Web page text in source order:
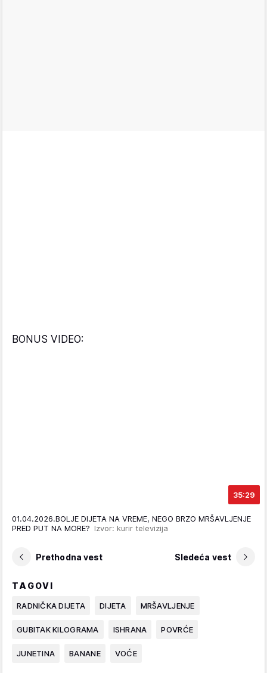
BONUS VIDEO:
35:29
01.04.2026.BOLJE DIJETA NA VREME, NEGO BRZO MRŠAVLJENJE
PRED PUT NA MORE? Izvor: kurir televizija
Prethodna vest Sledeća vest
TAGOVI
RADNIČKA DIJETA DIJETA MRŠAVLJENJE
GUBITAK KILOGRAMA ISHRANA POVRĆE
JUNETINA BANANE VOĆE